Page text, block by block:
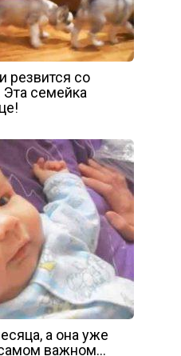
резвится со
семейка
а она уже
важном…